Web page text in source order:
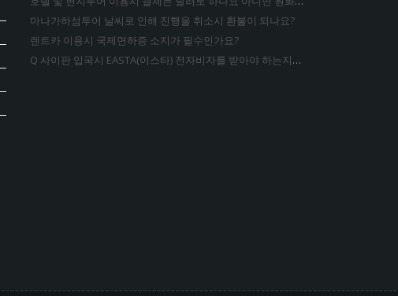
마나가하섬투어 날씨로 인해 진행을 취소시 환불이 되나요?
렌트카 이용시 국제면하증 소지가 필수인가요?
Q 사이판 입국시 EASTA(이스타) 전자비자를 받아야 하는지요?